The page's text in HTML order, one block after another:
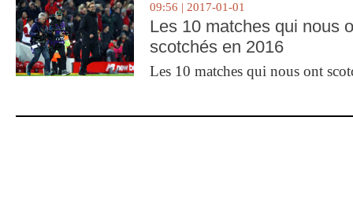
09:56 | 2017-01-01
Les 10 matches qui nous
scotchés en 2016
Les 10 matches qui nous ont